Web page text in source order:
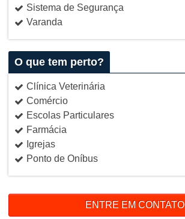
Sistema de Segurança
Varanda
O que tem perto?
Clínica Veterinária
Comércio
Escolas Particulares
Farmácia
Igrejas
Ponto de Oníbus
ENTRE EM CONTATO